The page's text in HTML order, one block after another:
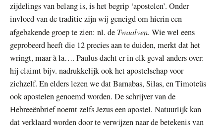
zijdelings van belang is, is het begrip ‘apostelen’. Onder
invloed van de traditie zijn wij geneigd om hierin een
afgebakende groep te zien: nl. de Twaalven. Wie wel eens
geprobeerd heeft die 12 precies aan te duiden, merkt dat het
wringt, maar à la…. Paulus dacht er in elk geval anders over:
hij claimt bijv. nadrukkelijk ook het apostelschap voor
zichzelf. En elders lezen we dat Barnabas, Silas, en Timoteüs
ook apostelen genoemd worden. De schrijver van de
Hebreeënbrief noemt zelfs Jezus een apostel. Natuurlijk kan
dat verklaard worden door te verwijzen naar de betekenis van